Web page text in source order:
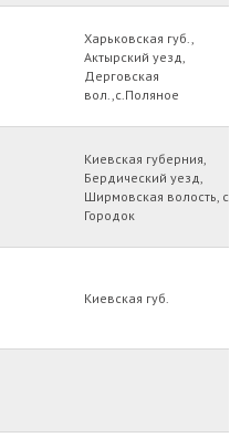
Харьковская губ.,
Актырский уезд,
Дерговская
вол.,с.Поляное
Киевская губерния,
Бердический уезд,
Ширмовская волость, с.
Городок
Киевская губ.